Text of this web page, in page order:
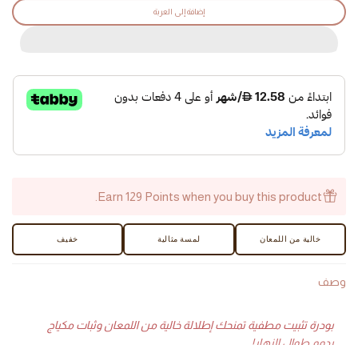
for
Powder
-
AED
for
Powder
-
إضافة إلى العربة
Earn 129 Points when you buy this product.
خالية من اللمعان لمسة مثالية خفيف
وصف
بودرة تثبيت مطفية تمنحك إطلالة خالية من اللمعان وثبات مكياج
يدوم طوال النهار!